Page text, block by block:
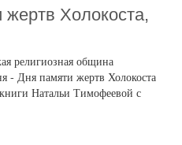
Холокоста,
религиозная община
- Дня памяти жертв Холокоста
Натальи Тимофеевой с